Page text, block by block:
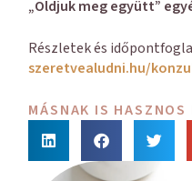
„Oldjuk meg együtt”
Részletek és
szeretvealudni.hu/
MÁSNAK IS HASZNOS